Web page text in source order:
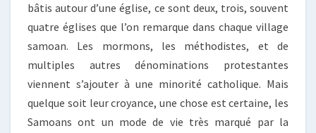
bâtis autour d’une église, ce sont deux, trois, souvent
quatre églises que l’on remarque dans chaque village
samoan. Les mormons, les méthodistes, et de
multiples autres dénominations protestantes
viennent s’ajouter à une minorité catholique. Mais
quelque soit leur croyance, une chose est certaine, les
Samoans ont un mode de vie très marqué par la